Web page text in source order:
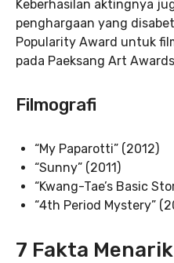
Keberhasilan aktingnya
penghargaan yang
Popularity Award untuk
pada Paeksang Art
Filmografi
“My Paparotti” (2012)
“Sunny” (2011)
“Kwang-Tae’s Basic
“4th Period Mystery”
7 Fakta